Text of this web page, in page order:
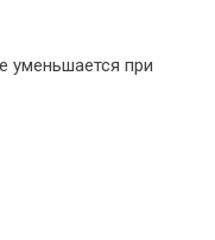
уменьшается при